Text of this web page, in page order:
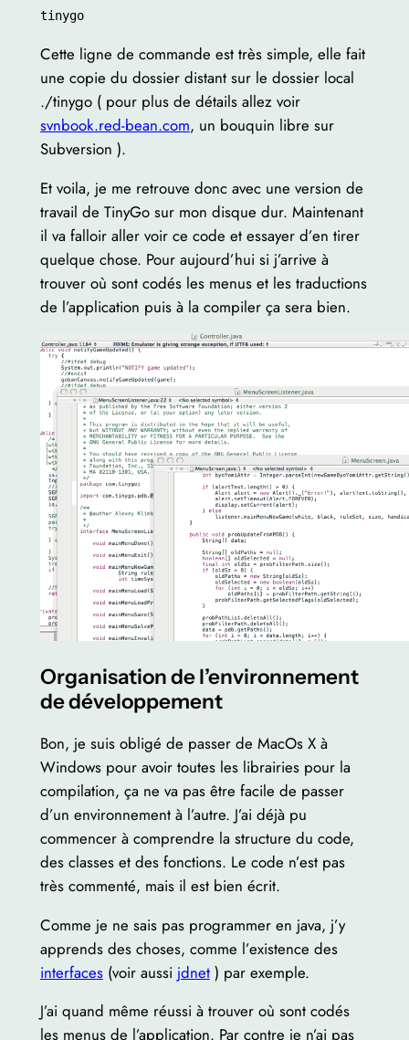
tinygo
Cette ligne de commande est très simple, elle fait
une copie du dossier distant sur le dossier local
./tinygo ( pour plus de détails allez voir
svnbook.red-bean.com, un bouquin libre sur
Subversion ).
Et voila, je me retrouve donc avec une version de
travail de TinyGo sur mon disque dur. Maintenant
il va falloir aller voir ce code et essayer d’en tirer
quelque chose. Pour aujourd’hui si j’arrive à
trouver où sont codés les menus et les traductions
de l’application puis à la compiler ça sera bien.
Organisation de l’environnement
de développement
Bon, je suis obligé de passer de MacOs X à
Windows pour avoir toutes les librairies pour la
compilation, ça ne va pas être facile de passer
d’un environnement à l’autre. J’ai déjà pu
commencer à comprendre la structure du code,
des classes et des fonctions. Le code n’est pas
très commenté, mais il est bien écrit.
Comme je ne sais pas programmer en java, j’y
apprends des choses, comme l’existence des
interfaces(voir aussi jdnet) par exemple.
J’ai quand même réussi à trouver où sont codés
les menus de l’application. Par contre je n’ai pas